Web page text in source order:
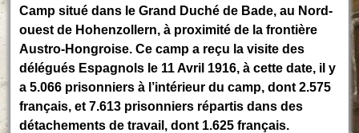
Camp situé dans le Grand Duché de Bade, au Nord-
ouest de Hohenzollern, à proximité de la frontière
Austro-Hongroise. Ce camp a reçu la visite des
délégués Espagnols le 11 Avril 1916, à cette date, il y
a 5.066 prisonniers à l’intérieur du camp, dont 2.575
français, et 7.613 prisonniers répartis dans des
détachements de travail, dont 1.625 français.